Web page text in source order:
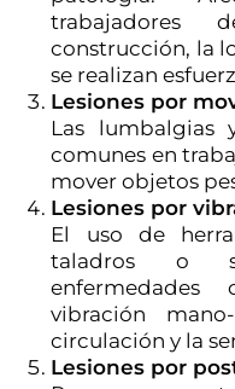
trabajadores
construcción, la
se realizan
Lesiones por
Las lumbalgias
comunes en
mover objetos
Lesiones por
El uso de
taladros o
vibración
circulación y la
Lesiones por